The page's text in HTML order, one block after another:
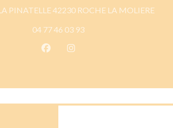
PINATELLE 42230 ROCHE LA MOLIERE
04 77 46 03 93
Facebook ((apre una nuova
Instagram ((apre una